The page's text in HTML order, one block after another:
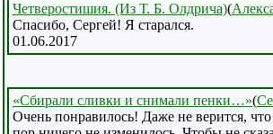
Четверостишия. (Из Т. Б. Олдрича)(
Спасибо, Сергей! Я старался.
01.06.2017
«Сбирали сливки и снимали пенки…»(
Очень понравилось! Даже не верится,